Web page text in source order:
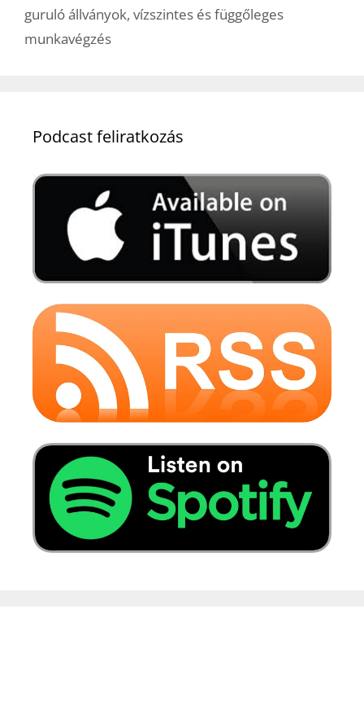
guruló állványok, vízszintes és függőleges
munkavégzés
Podcast feliratkozás